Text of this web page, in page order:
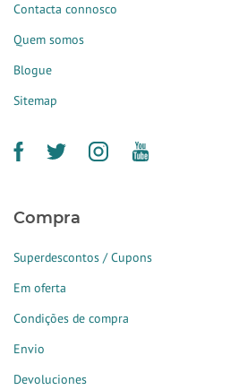
Contacta connosco
Quem somos
Blogue
Sitemap
Compra
Superdescontos / Cupons
Em oferta
Condições de compra
Envio
Devoluciones